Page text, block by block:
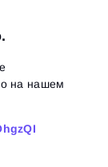
на нашем